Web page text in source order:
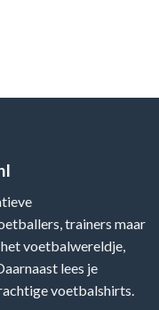
trainers maar
voetbalwereldje,
lees je
voetbalshirts.